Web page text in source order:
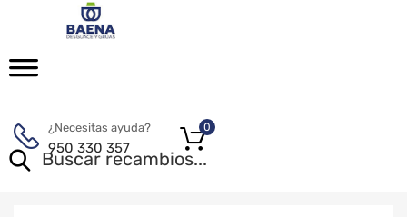
¿Necesitas ayuda?
950 330 357
0